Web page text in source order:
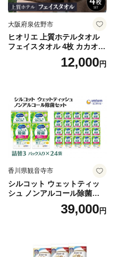
大阪府泉佐野市
ヒオリエ 上質ホテルタオル
フェイスタオル 4枚 カカオ
【タオル 泉州タオル 吸水 普
段使い 無地 シンプル 日用品
12,000円
香川県観音寺市
シルコット ウェットティッ
シュ ノンアルコール除菌詰
替（43枚×3P）×24袋 日用品
おもちゃ 拭き取り 手拭き 外
39,000円